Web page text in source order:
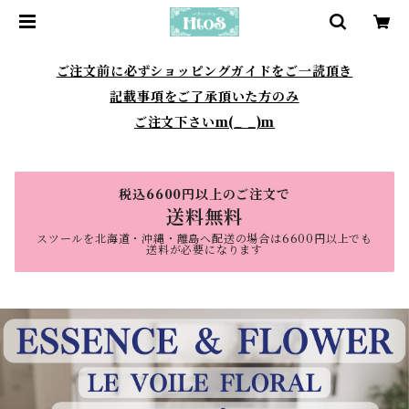
ご注文前に必ずショッピングガイドをご一読頂き
記載事項をご了承頂いた方のみ
ご注文下さいm(_ _)m
税込6600円以上のご注文で
送料無料
スツールを北海道・沖縄・離島へ配送の場合は6600円以上でも
送料が必要になります